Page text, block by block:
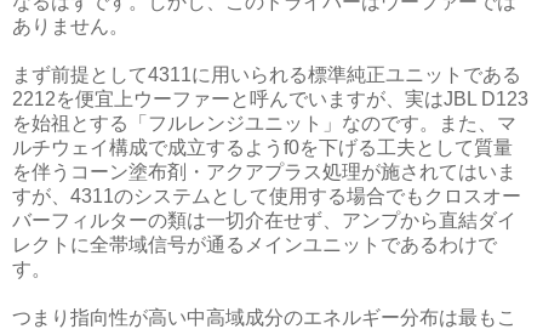
ありません。
まず前提として4311に用いられる標準純正ユニットである
2212を便宜上ウーファーと呼んでいますが、実はJBL D123
を始祖とする「フルレンジユニット」なのです。また、マ
ルチウェイ構成で成立するようf0を下げる工夫として質量
を伴うコーン塗布剤・アクアプラス処理が施されてはいま
すが、4311のシステムとして使用する場合でもクロスオー
バーフィルターの類は一切介在せず、アンプから直結ダイ
レクトに全帯域信号が通るメインユニットであるわけで
す。
つまり指向性が高い中高域成分のエネルギー分布は最もこ